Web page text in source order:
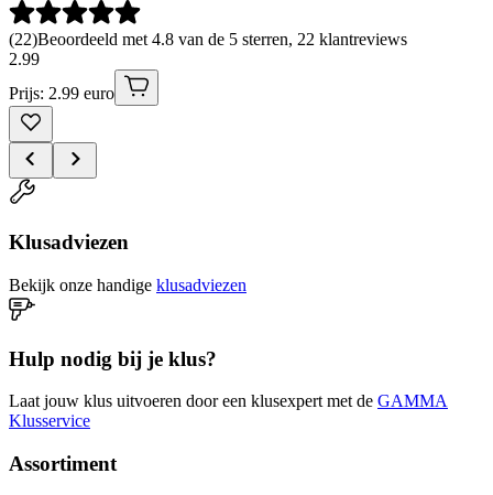
(22)Beoordeeld met 4.8 van de 5 sterren, 22 klantreviews
2.99
Prijs: 2.99 euro
Klusadviezen
Bekijk onze handige klusadviezen
Hulp nodig bij je klus?
Laat jouw klus uitvoeren door een klusexpert met de GAMMA
Klusservice
Assortiment